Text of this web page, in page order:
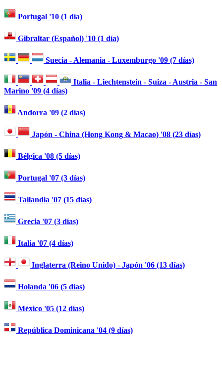
Portugal '10 (1 día)
Gibraltar (Español) '10 (1 día)
Suecia - Alemania - Luxemburgo '09 (7 días)
Italia - Liechtenstein - Suiza - Austria - San
Marino '09 (4 días)
Andorra '09 (2 días)
Japón - China (Hong Kong & Macao) '08 (23 días)
Bélgica '08 (5 días)
Portugal '07 (3 días)
Tailandia '07 (15 días)
Grecia '07 (3 días)
Italia '07 (4 días)
Inglaterra (Reino Unido) - Japón '06 (13 días)
Holanda '06 (5 días)
México '05 (12 días)
República Dominicana '04 (9 días)